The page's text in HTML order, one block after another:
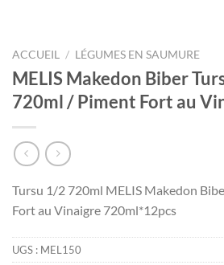
ACCUEIL / LÉGUMES EN SAUMURE
MELIS Makedon Biber
720ml / Piment Fort au
Tursu 1/2 720ml MELIS Makedon
Fort au Vinaigre 720ml*12pcs
UGS : MEL150